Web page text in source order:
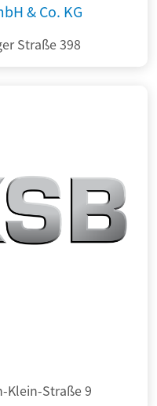
& Co. KG
Straße 398
Klein-Straße 9